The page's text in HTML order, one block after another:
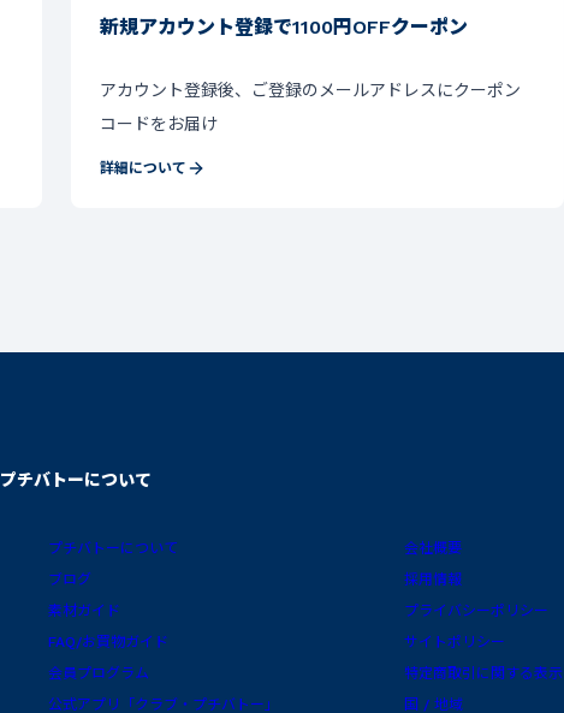
新規アカウント登録で1100円OFFクーポン
アカウント登録後、ご登録のメールアドレスにクーポン
コードをお届け
詳細について
プチバトーについて
プチバトーについて
ブログ
素材ガイド
FAQ/お買物ガイド
会員プログラム
公式アプリ「クラブ・プチバトー」
会社概要
採用情報
プライバシーポリシー
サイトポリシー
特定商取引に関する表示
国 / 地域